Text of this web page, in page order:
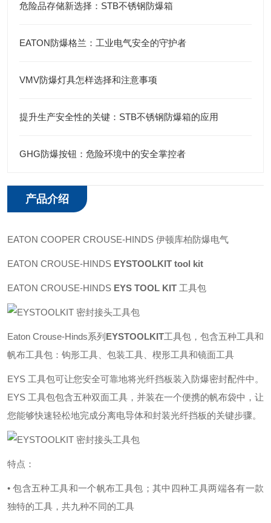
危险品存储新选择：STB不锈钢防爆箱
EATON防爆格兰：工业电气安全的守护者
VMV防爆灯具怎样选择和注意事项
提升生产安全性的关键：STB不锈钢防爆箱的应用
GHG防爆按钮：危险环境中的安全掌控者
产品介绍
EATON COOPER CROUSE-HINDS 伊顿库柏防爆电气
EATON CROUSE-HINDS EYSTOOLKIT tool kit
EATON CROUSE-HINDS EYS TOOL KIT 工具包
Eaton Crouse-Hinds系列 EYSTOOLKIT工具包，包含五种工具和
帆布工具包：钩形工具、包装工具、楔形工具和镜面工具
EYS 工具包可让您安全可靠地将光纤挡板装入防爆密封配件中。
EYS 工具包包含五种双面工具，并装在一个便携的帆布袋中，让
您能够快速轻松地完成分离电导体和封装光纤挡板的关键步骤。
特点：
• 包含五种工具和一个帆布工具包；其中四种工具两端各有一款
独特的工具，共九种不同的工具